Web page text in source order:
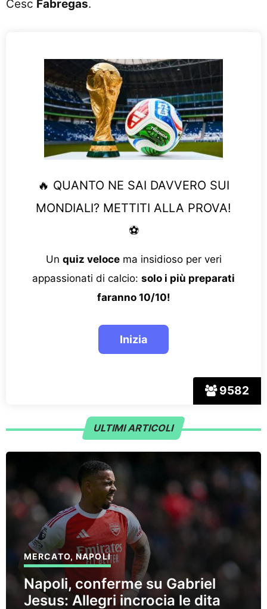
Cesc Fabregas.
9582
🔥 QUANTO NE SAI DAVVERO SUI
MONDIALI? METTITI ALLA PROVA!
⚽
Un quiz velocema insidioso per veri
appassionati di calcio: solo i più preparati
faranno 10/10!
ULTIMI ARTICOLI
MERCATO,NAPOLI
Napoli, conferme su Gabriel
Jesus: Allegri incrocia le dita